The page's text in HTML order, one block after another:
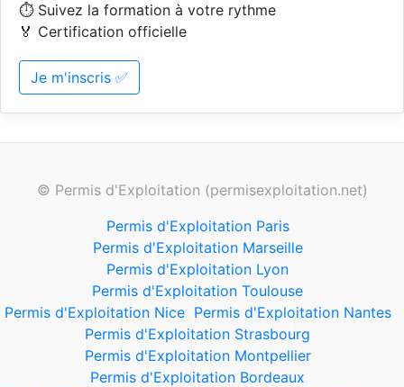
⏱️ Suivez la formation à votre rythme
🏅 Certification officielle
Je m'inscris ✅
© Permis d'Exploitation (permisexploitation.net)
Permis d'Exploitation Paris
Permis d'Exploitation Marseille
Permis d'Exploitation Lyon
Permis d'Exploitation Toulouse
Permis d'Exploitation Nice Permis d'Exploitation Nantes
Permis d'Exploitation Strasbourg
Permis d'Exploitation Montpellier
Permis d'Exploitation Bordeaux